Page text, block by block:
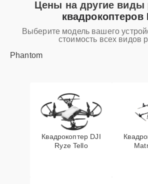
Цены на другие виды
квадрокоптеров
Выберите модель вашего
стоимость всех видов
Phantom
Квадрокоптер DJI
Ryze Tello